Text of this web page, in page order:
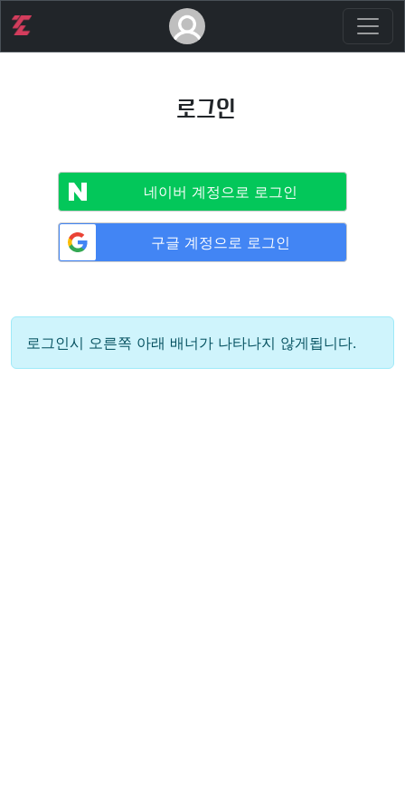
로그인
네이버 계정으로 로그인
구글 계정으로 로그인
로그인시 오른쪽 아래 배너가 나타나지 않게됩니다.